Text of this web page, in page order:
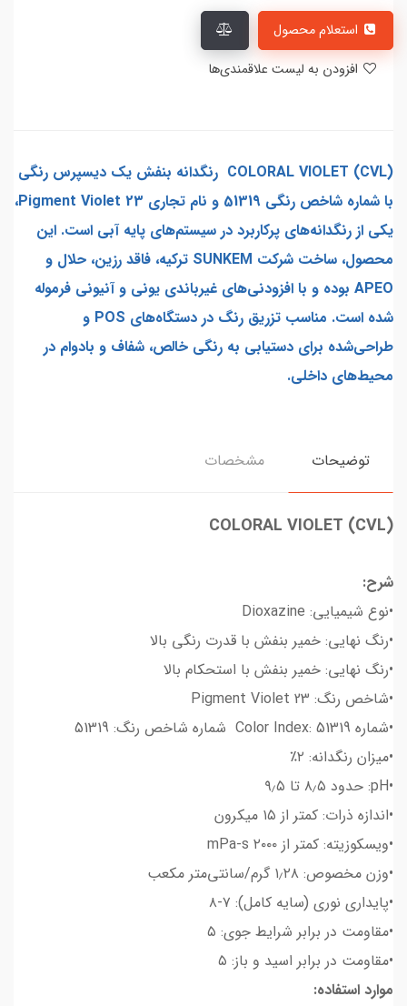
استعلام محصول
COLORAL VIOLET (CVL) رنگدانه بنفش یک دیسپرس رنگی
با شماره شاخص رنگی 51319 و نام تجاری Pigment Violet 23،
یکی از رنگدانه‌های پرکاربرد در سیستم‌های پایه آبی است. این
محصول، ساخت شرکت SUNKEM ترکیه، فاقد رزین، حلال و
APEO بوده و با افزودنی‌های غیرباندی یونی و آنیونی فرموله
شده است. مناسب تزریق رنگ در دستگاه‌های POS و
طراحی‌شده برای دستیابی به رنگی خالص، شفاف و بادوام در
محیط‌های داخلی.
توضیحات مشخصات
COLORAL VIOLET (CVL)
شرح:
•نوع شیمیایی: Dioxazine
•رنگ نهایی: خمیر بنفش با قدرت رنگی بالا
•رنگ نهایی: خمیر بنفش با استحکام بالا
•شاخص رنگ: Pigment Violet 23
•شماره Color Index: 51319 شماره شاخص رنگ: 51319
•میزان رنگدانه: ۲٪
•pH: حدود ۸٫۵ تا ۹٫۵
•اندازه ذرات: کمتر از ۱۵ میکرون
•ویسکوزیته: کمتر از ۲۰۰۰ mPa-s
•وزن مخصوص: ۱٫۲۸ گرم/سانتی‌متر مکعب
•پایداری نوری (سایه کامل): ۷-۸
•مقاومت در برابر شرایط جوی: ۵
•مقاومت در برابر اسید و باز: ۵
موارد استفاده: